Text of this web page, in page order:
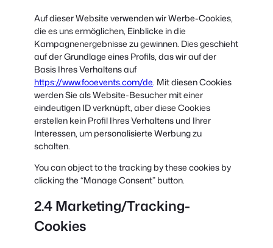
Auf dieser Website verwenden wir Werbe-Cookies,
die es uns ermöglichen, Einblicke in die
Kampagnenergebnisse zu gewinnen. Dies geschieht
auf der Grundlage eines Profils, das wir auf der
Basis Ihres Verhaltens auf
https://www.fooevents.com/de. Mit diesen Cookies
werden Sie als Website-Besucher mit einer
eindeutigen ID verknüpft, aber diese Cookies
erstellen kein Profil Ihres Verhaltens und Ihrer
Interessen, um personalisierte Werbung zu
schalten.
You can object to the tracking by these cookies by
clicking the “Manage Consent” button.
2.4 Marketing/Tracking-
Cookies